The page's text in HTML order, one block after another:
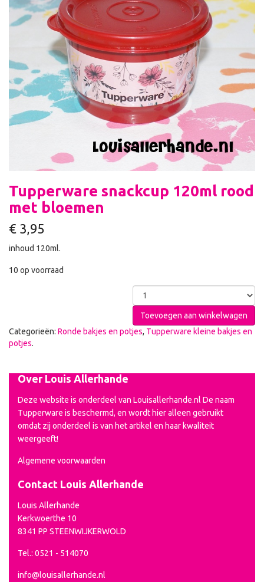
Tupperware snackcup 120ml rood
met bloemen
€ 3,95
inhoud 120ml.
10 op voorraad
Toevoegen aan winkelwagen
Categorieën: Ronde bakjes en potjes, Tupperware kleine bakjes en
potjes.
Over Louis Allerhande
Deze website is onderdeel van Louisallerhande.nl De naam
Tupperware is beschermd, en wordt hier alleen gebruikt
omdat zij onderdeel is van het artikel en haar kwaliteit
weergeeft!
Algemene voorwaarden
Contact Louis Allerhande
Louis Allerhande
Kerkwoerthe 10
8341 PP STEENWIJKERWOLD
Tel.: 0521 - 514070
info@louisallerhande.nl